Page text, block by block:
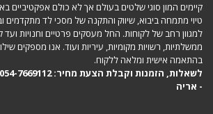
קיימים המון סוגי שלטים בעולם אך לא כולם אפקטיביים
טיוי מתמחה ביבוא, שיווק והתקנה של מסכי לד מתקדמים
למגוון רחב של לקוחות. החל מעסקים פרטיים וחנויות ועד
ממשלתיות, רשויות מקומיות, עיריות ועוד. אנו מספקים
בהתאמה אישית ומלאה ללקוח.
- אריה